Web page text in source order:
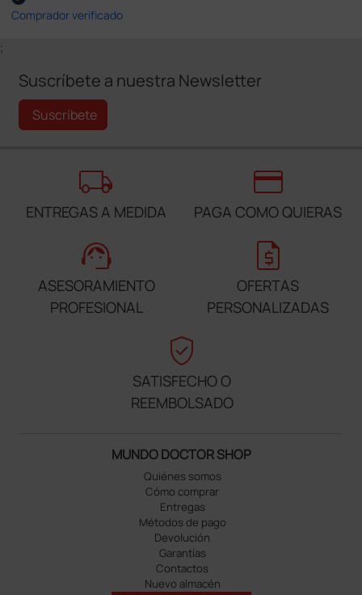
Comprador verificado
;
Suscríbete a nuestra Newsletter
Suscríbete
local_shipping
ENTREGAS A MEDIDA
credit_card
PAGA COMO QUIERAS
support_agent
ASESORAMIENTO
PROFESIONAL
request_quote
OFERTAS
PERSONALIZADAS
verified_user
SATISFECHO O
REEMBOLSADO
MUNDO DOCTOR SHOP
Quiénes somos
Cómo comprar
Entregas
Métodos de pago
Devolución
Garantías
Contactos
Nuevo almacén